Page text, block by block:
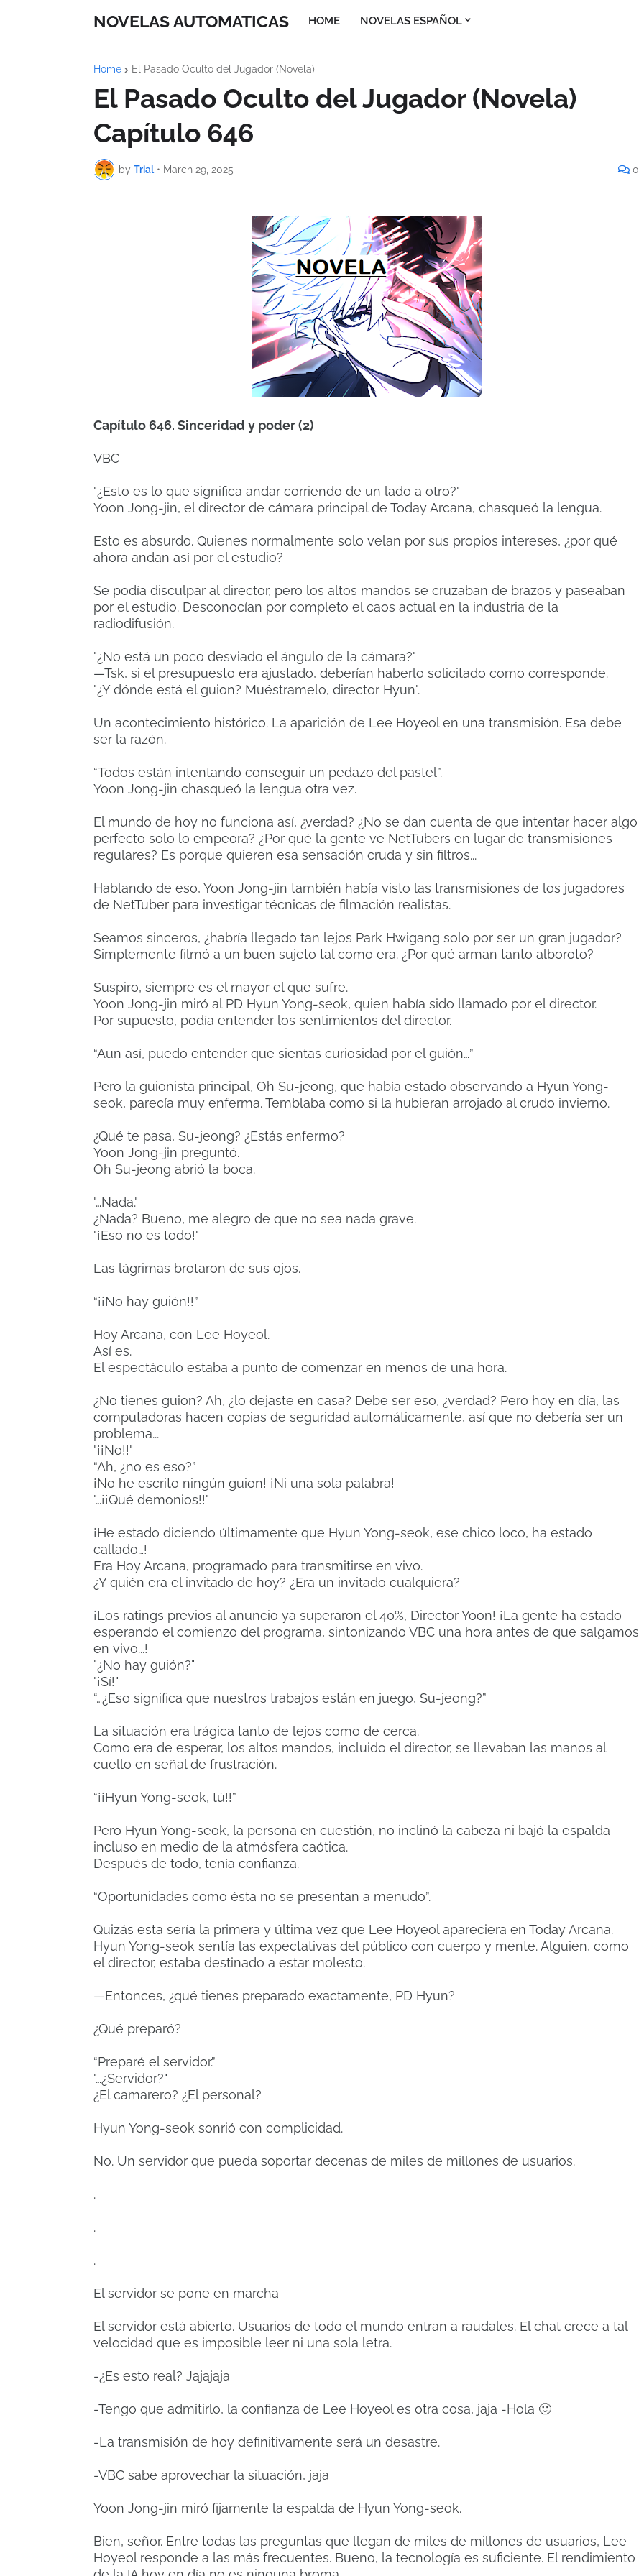
NOVELAS AUTOMATICAS HOME NOVELAS ESPAÑOL
Home El Pasado Oculto del Jugador (Novela)
El Pasado Oculto del Jugador (Novela)
Capítulo 646
by Trial • March 29, 2025 0
Capítulo 646. Sinceridad y poder (2)
VBC
"¿Esto es lo que significa andar corriendo de un lado a otro?"
Yoon Jong-jin, el director de cámara principal de Today Arcana, chasqueó la lengua.
Esto es absurdo. Quienes normalmente solo velan por sus propios intereses, ¿por qué
ahora andan así por el estudio?
Se podía disculpar al director, pero los altos mandos se cruzaban de brazos y paseaban
por el estudio. Desconocían por completo el caos actual en la industria de la
radiodifusión.
"¿No está un poco desviado el ángulo de la cámara?"
—Tsk, si el presupuesto era ajustado, deberían haberlo solicitado como corresponde.
"¿Y dónde está el guion? Muéstramelo, director Hyun".
Un acontecimiento histórico. La aparición de Lee Hoyeol en una transmisión. Esa debe
ser la razón.
“Todos están intentando conseguir un pedazo del pastel”.
Yoon Jong-jin chasqueó la lengua otra vez.
El mundo de hoy no funciona así, ¿verdad? ¿No se dan cuenta de que intentar hacer algo
perfecto solo lo empeora? ¿Por qué la gente ve NetTubers en lugar de transmisiones
regulares? Es porque quieren esa sensación cruda y sin filtros...
Hablando de eso, Yoon Jong-jin también había visto las transmisiones de los jugadores
de NetTuber para investigar técnicas de filmación realistas.
Seamos sinceros, ¿habría llegado tan lejos Park Hwigang solo por ser un gran jugador?
Simplemente filmó a un buen sujeto tal como era. ¿Por qué arman tanto alboroto?
Suspiro, siempre es el mayor el que sufre.
Yoon Jong-jin miró al PD Hyun Yong-seok, quien había sido llamado por el director.
Por supuesto, podía entender los sentimientos del director.
“Aun así, puedo entender que sientas curiosidad por el guión…”
Pero la guionista principal, Oh Su-jeong, que había estado observando a Hyun Yong-
seok, parecía muy enferma. Temblaba como si la hubieran arrojado al crudo invierno.
¿Qué te pasa, Su-jeong? ¿Estás enfermo?
Yoon Jong-jin preguntó.
Oh Su-jeong abrió la boca.
"…Nada."
¿Nada? Bueno, me alegro de que no sea nada grave.
"¡Eso no es todo!"
Las lágrimas brotaron de sus ojos.
“¡¡No hay guión!!”
Hoy Arcana, con Lee Hoyeol.
Así es.
El espectáculo estaba a punto de comenzar en menos de una hora.
¿No tienes guion? Ah, ¿lo dejaste en casa? Debe ser eso, ¿verdad? Pero hoy en día, las
computadoras hacen copias de seguridad automáticamente, así que no debería ser un
problema...
"¡¡No!!"
“Ah, ¿no es eso?”
¡No he escrito ningún guion! ¡Ni una sola palabra!
"…¡¡Qué demonios!!"
¡He estado diciendo últimamente que Hyun Yong-seok, ese chico loco, ha estado
callado…!
Era Hoy Arcana, programado para transmitirse en vivo.
¿Y quién era el invitado de hoy? ¿Era un invitado cualquiera?
¡Los ratings previos al anuncio ya superaron el 40%, Director Yoon! ¡La gente ha estado
esperando el comienzo del programa, sintonizando VBC una hora antes de que salgamos
en vivo...!
"¿No hay guión?"
"¡Sí!"
“…¿Eso significa que nuestros trabajos están en juego, Su-jeong?”
La situación era trágica tanto de lejos como de cerca.
Como era de esperar, los altos mandos, incluido el director, se llevaban las manos al
cuello en señal de frustración.
“¡¡Hyun Yong-seok, tú!!”
Pero Hyun Yong-seok, la persona en cuestión, no inclinó la cabeza ni bajó la espalda
incluso en medio de la atmósfera caótica.
Después de todo, tenía confianza.
“Oportunidades como ésta no se presentan a menudo”.
Quizás esta sería la primera y última vez que Lee Hoyeol apareciera en Today Arcana.
Hyun Yong-seok sentía las expectativas del público con cuerpo y mente. Alguien, como
el director, estaba destinado a estar molesto.
—Entonces, ¿qué tienes preparado exactamente, PD Hyun?
¿Qué preparó?
“Preparé el servidor.”
"…¿Servidor?"
¿El camarero? ¿El personal?
Hyun Yong-seok sonrió con complicidad.
No. Un servidor que pueda soportar decenas de miles de millones de usuarios.
.
.
.
El servidor se pone en marcha
El servidor está abierto. Usuarios de todo el mundo entran a raudales. El chat crece a tal
velocidad que es imposible leer ni una sola letra.
-¿Es esto real? Jajajaja
-Tengo que admitirlo, la confianza de Lee Hoyeol es otra cosa, jaja -Hola 🙂
-La transmisión de hoy definitivamente será un desastre.
-VBC sabe aprovechar la situación, jaja
Yoon Jong-jin miró fijamente la espalda de Hyun Yong-seok.
Bien, señor. Entre todas las preguntas que llegan de miles de millones de usuarios, Lee
Hoyeol responde a las más frecuentes. Bueno, la tecnología es suficiente. El rendimiento